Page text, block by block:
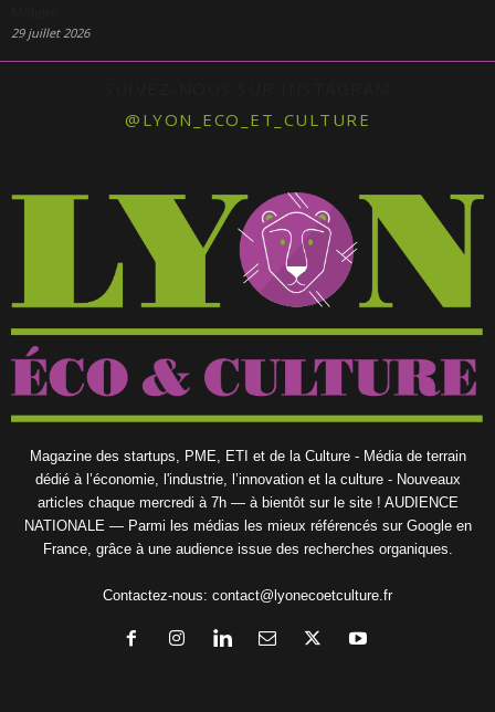
29 juillet 2026
@LYON_ECO_ET_CULTURE
Magazine des startups, PME, ETI et de la Culture - Média de terrain
dédié à l’économie, l'industrie, l’innovation et la culture - Nouveaux
articles chaque mercredi à 7h — à bientôt sur le site ! AUDIENCE
NATIONALE — Parmi les médias les mieux référencés sur Google en
France, grâce à une audience issue des recherches organiques.
Contactez-nous: contact@lyonecoetculture.fr